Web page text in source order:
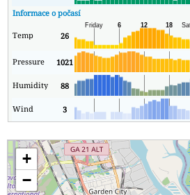
Informace o počasí
Temp 26
Pressure 1021
Humidity 88
Wind 3
+
−